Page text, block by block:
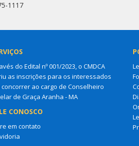
1117
do Edital nº 001/2023, o CMDCA
as inscrições para os interessados
concorrer ao cargo de Conselheiro
de Graça Aranha - MA
CONOSCO
em contato